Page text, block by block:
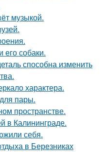
музыкой.
его собаки.
способна изменить
характера.
пары.
пространстве.
в Калининграде.
себя.
в Березниках